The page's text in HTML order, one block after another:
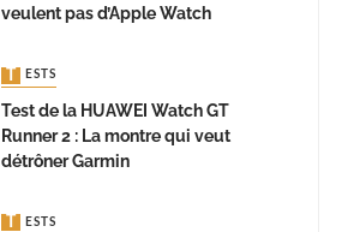
veulent pas d’Apple Watch
TESTS
Test de la HUAWEI Watch GT
Runner 2 : La montre qui veut
détrôner Garmin
TESTS